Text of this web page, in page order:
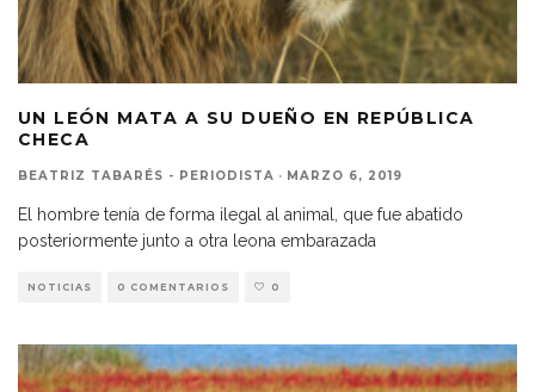
UN LEÓN MATA A SU DUEÑO EN REPÚBLICA
CHECA
BEATRIZ TABARÉS - PERIODISTA · MARZO 6, 2019
El hombre tenía de forma ilegal al animal, que fue abatido
posteriormente junto a otra leona embarazada
NOTICIAS 0 COMENTARIOS 0